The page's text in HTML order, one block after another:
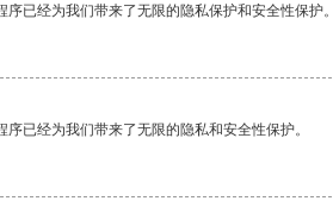
序已经为我们带来了无限的隐私保护和安全性保护
已经为我们带来了无限的隐私和安全性保护。